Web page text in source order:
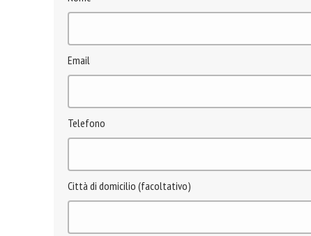
Email
Telefono
Città di domicilio (facoltativo)